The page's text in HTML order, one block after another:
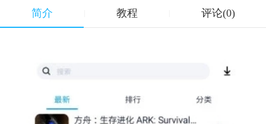
简介 教程 评论(0)